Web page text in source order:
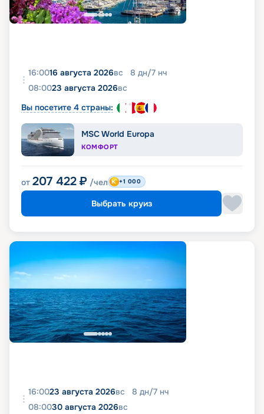
16:0016 августа 2026вс 8 дн/7 нч
08:0023 августа 2026вс
Вы посетите 4 страны:
MSC World Europa
КОМФОРТ
от 207 422 ₽ /чел +1 000
Выбрать круиз
16:0023 августа 2026вс 8 дн/7 нч
08:0030 августа 2026вс